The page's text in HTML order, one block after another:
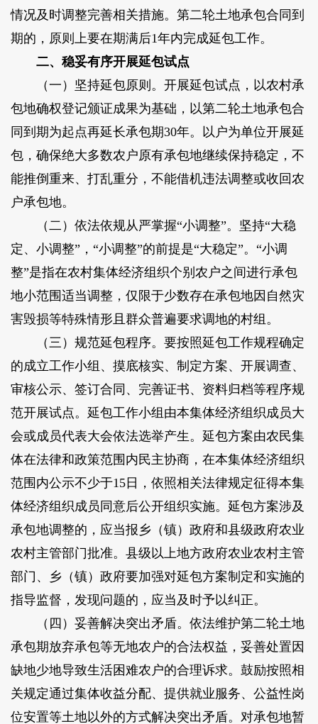
情况及时调整完善相关措施。第二轮土地承包合同到
期的，原则上要在期满后1年内完成延包工作。
二、稳妥有序开展延包试点
（一）坚持延包原则。开展延包试点，以农村承
包地确权登记颁证成果为基础，以第二轮土地承包合
同到期为起点再延长承包期30年。以户为单位开展延
包，确保绝大多数农户原有承包地继续保持稳定，不
能推倒重来、打乱重分，不能借机违法调整或收回农
户承包地。
（二）依法依规从严掌握“小调整”。坚持“大稳
定、小调整”，“小调整”的前提是“大稳定”。“小调
整”是指在农村集体经济组织个别农户之间进行承包
地小范围适当调整，仅限于少数存在承包地因自然灾
害毁损等特殊情形且群众普遍要求调地的村组。
（三）规范延包程序。要按照延包工作规程确定
的成立工作小组、摸底核实、制定方案、开展调查、
审核公示、签订合同、完善证书、资料归档等程序规
范开展试点。延包工作小组由本集体经济组织成员大
会或成员代表大会依法选举产生。延包方案由农民集
体在法律和政策范围内民主协商，在本集体经济组织
范围内公示不少于15日，依照相关法律规定征得本集
体经济组织成员同意后公开组织实施。延包方案涉及
承包地调整的，应当报乡（镇）政府和县级政府农业
农村主管部门批准。县级以上地方政府农业农村主管
部门、乡（镇）政府要加强对延包方案制定和实施的
指导监督，发现问题的，应当及时予以纠正。
（四）妥善解决突出矛盾。依法维护第二轮土地
承包期放弃承包等无地农户的合法权益，妥善处置因
缺地少地导致生活困难农户的合理诉求。鼓励按照相
关规定通过集体收益分配、提供就业服务、公益性岗
位安置等土地以外的方式解决突出矛盾。对承包地暂